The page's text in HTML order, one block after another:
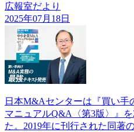
広報室だより
2025年07月18日
日本M&Aセンターは『買い
マニュアルQ&A〈第3版〉』
た。2019年に刊行された同著